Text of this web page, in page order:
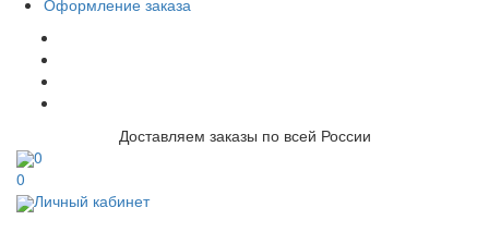
Оформление заказа
Доставляем заказы по всей России
0
0
Личный кабинет